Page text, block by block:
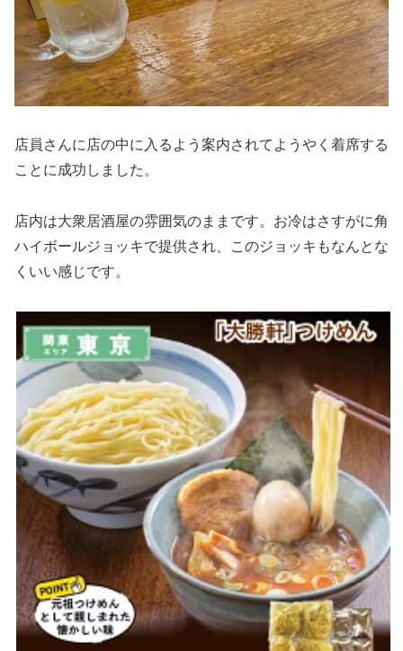
店員さんに店の中に入るよう案内されてようやく着席する
ことに成功しました。
店内は大衆居酒屋の雰囲気のままです。お冷はさすがに角
ハイボールジョッキで提供され、このジョッキもなんとな
くいい感じです。